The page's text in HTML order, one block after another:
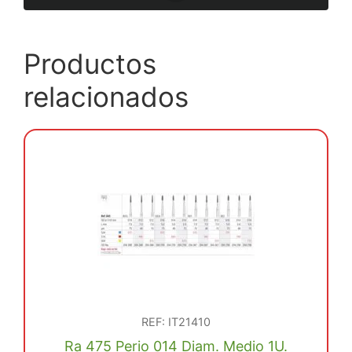
Productos
relacionados
REF: IT21410
Ra 475 Perio 014 Diam. Medio 1U.